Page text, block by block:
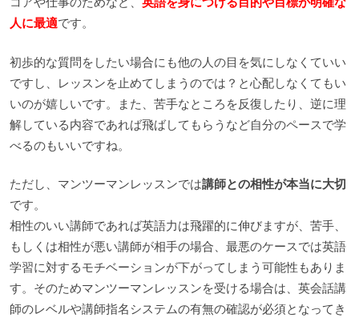
人に最適です。
初歩的な質問をしたい場合にも他の人の目を気にしなくていい
ですし、レッスンを止めてしまうのでは？と心配しなくてもい
いのが嬉しいです。また、苦手なところを反復したり、逆に理
解している内容であれば飛ばしてもらうなど自分のペースで学
べるのもいいですね。
ただし、マンツーマンレッスンでは講師との相性が本当に大切
です。
相性のいい講師であれば英語力は飛躍的に伸びますが、苦手、
もしくは相性が悪い講師が相手の場合、最悪のケースでは英語
学習に対するモチベーションが下がってしまう可能性もありま
す。そのためマンツーマンレッスンを受ける場合は、英会話講
師のレベルや講師指名システムの有無の確認が必須となってき